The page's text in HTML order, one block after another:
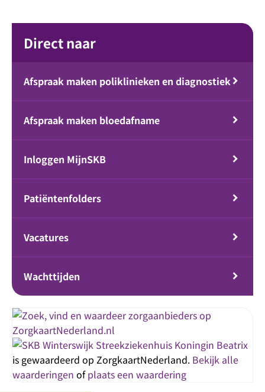
Direct naar
Afspraak maken poliklinieken en diagnostiek
Afspraak maken bloedafname
Inloggen MijnSKB
Patiëntenfolders
Vacatures
Wachttijden
Streekziekenhuis Koningin Beatrix
is gewaardeerd op ZorgkaartNederland. Bekijk alle
waarderingen ofplaats een waardering